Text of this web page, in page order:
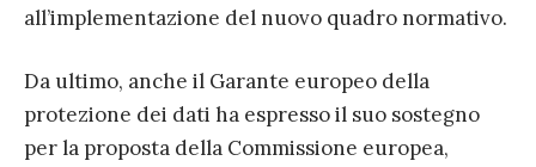
all’implementazione del nuovo quadro normativo.
Da ultimo, anche il Garante europeo della
protezione dei dati ha espresso il suo sostegno
per la proposta della Commissione europea,